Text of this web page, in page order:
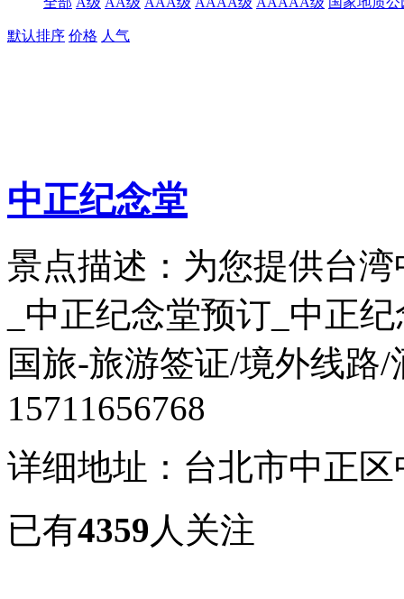
默认排序 价格 人气
中正纪念堂
景点描述：为您提供台
_中正纪念堂预订_中正
国旅-旅游签证/境外线路
15711656768
详细地址：台北市中正
已有4359 人关注